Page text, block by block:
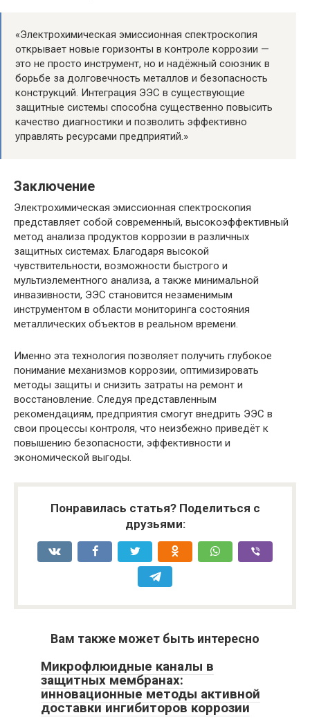
«Электрохимическая эмиссионная спектроскопия
открывает новые горизонты в контроле коррозии —
это не просто инструмент, но и надёжный союзник в
борьбе за долговечность металлов и безопасность
конструкций. Интеграция ЭЭС в существующие
защитные системы способна существенно повысить
качество диагностики и позволить эффективно
управлять ресурсами предприятий.»
Заключение
Электрохимическая эмиссионная спектроскопия
представляет собой современный, высокоэффективный
метод анализа продуктов коррозии в различных
защитных системах. Благодаря высокой
чувствительности, возможности быстрого и
мультиэлементного анализа, а также минимальной
инвазивности, ЭЭС становится незаменимым
инструментом в области мониторинга состояния
металлических объектов в реальном времени.
Именно эта технология позволяет получить глубокое
понимание механизмов коррозии, оптимизировать
методы защиты и снизить затраты на ремонт и
восстановление. Следуя представленным
рекомендациям, предприятия смогут внедрить ЭЭС в
свои процессы контроля, что неизбежно приведёт к
повышению безопасности, эффективности и
экономической выгоды.
Понравилась статья? Поделиться с
друзьями:
Вам также может быть интересно
Микрофлюидные каналы в
защитных мембранах:
инновационные методы активной
доставки ингибиторов коррозии